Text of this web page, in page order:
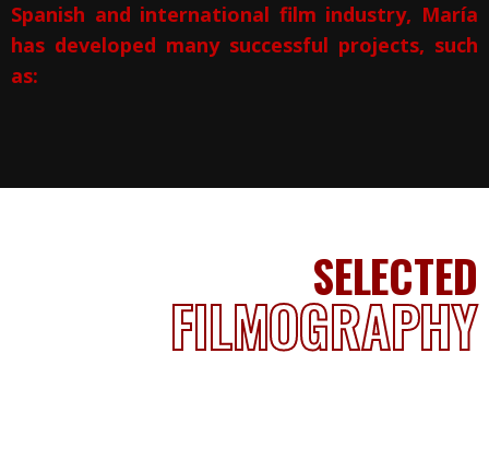
Spanish and international film industry, María
has developed many successful projects, such
as:
SELECTED
FILMOGRAPHY